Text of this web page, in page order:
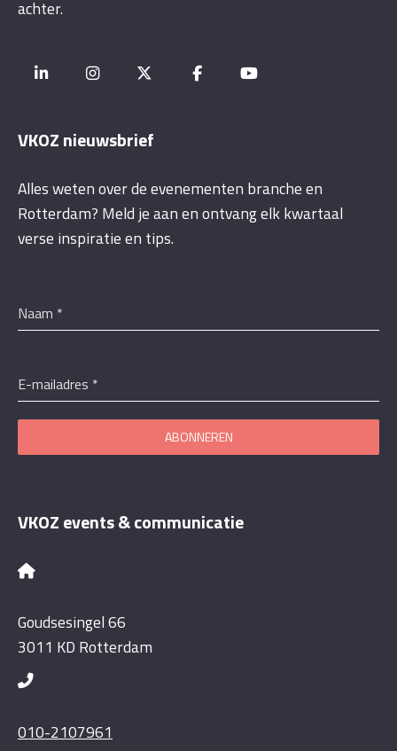
achter.
VKOZ nieuwsbrief
Alles weten over de evenementen branche en
Rotterdam? Meld je aan en ontvang elk kwartaal
verse inspiratie en tips.
Naam *
E-mailadres *
ABONNEREN
VKOZ events & communicatie
Goudsesingel 66
3011 KD Rotterdam
010-2107961